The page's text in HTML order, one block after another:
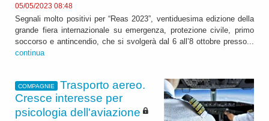
05/05/2023 08:48
Segnali molto positivi per “Reas 2023”, ventiduesima edizione della
grande fiera internazionale su emergenza, protezione civile, primo
soccorso e antincendio, che si svolgerà dal 6 all’8 ottobre presso...
continua
COMPAGNIE
Trasporto aereo.
Cresce interesse per
psicologia dell'aviazione